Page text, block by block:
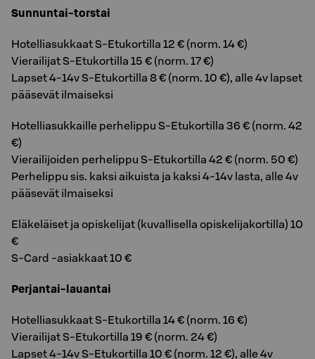
Sunnuntai-torstai
Hotelliasukkaat S-Etukortilla 12 € (norm. 14 €)
Vierailijat S-Etukortilla 15 € (norm. 17 €)
Lapset 4-14v S-Etukortilla 8 € (norm. 10 €), alle 4v lapset
pääsevät ilmaiseksi
Hotelliasukkaille perhelippu S-Etukortilla 36 € (norm. 42
€)
Vierailijoiden perhelippu S-Etukortilla 42 € (norm. 50 €)
Perhelippu sis. kaksi aikuista ja kaksi 4-14v lasta, alle 4v
pääsevät ilmaiseksi
Eläkeläiset ja opiskelijat (kuvallisella opiskelijakortilla) 10
€
S-Card -asiakkaat 10 €
Perjantai-lauantai
Hotelliasukkaat S-Etukortilla 14 € (norm. 16 €)
Vierailijat S-Etukortilla 19 € (norm. 24 €)
Lapset 4-14v S-Etukortilla 10 € (norm. 12 €), alle 4v